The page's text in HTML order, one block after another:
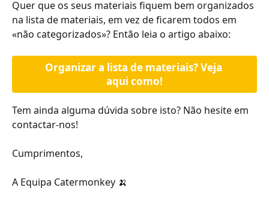
Quer que os seus materiais fiquem bem organizados
na lista de materiais, em vez de ficarem todos em
«não categorizados»? Então leia o artigo abaixo:
Organizar a lista de materiais? Veja
aqui como!
Tem ainda alguma dúvida sobre isto? Não hesite em
contactar-nos!
Cumprimentos,
A Equipa Catermonkey 🍌